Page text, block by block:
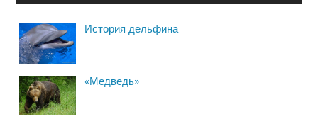
История дельфина
«Медведь»